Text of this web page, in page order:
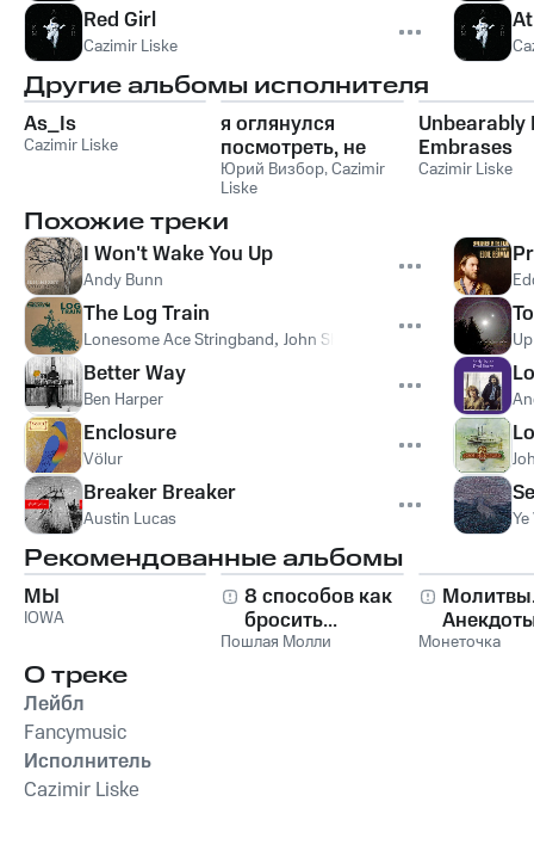
Red Girl
Cazimir Liske
Другие альбомы исполнителя
As_Is
Cazimir Liske
я оглянулся
посмотреть, не
оглянулся ли я
Юрий Визбор,Cazimir
Liske
Unbearably
Embrases
Cazimir Liske
Похожие треки
I Won't Wake You Up
Andy Bunn
The Log Train
Lonesome Ace Stringband, John Showman Chris Coole
Better Way
Ben Harper
Enclosure
Völur
Breaker Breaker
Austin Lucas
Рекомендованные альбомы
МЫ
IOWA
8 способов как
бросить...
Пошлая Молли Монеточка
О треке
Лейбл
Fancymusic
Исполнитель
Cazimir Liske